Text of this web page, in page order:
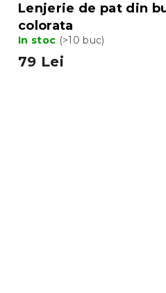
Lenjerie de pat din
colorata
In stoc (>10 buc)
79 Lei